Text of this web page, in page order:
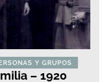
Y GRUPOS
– 1920